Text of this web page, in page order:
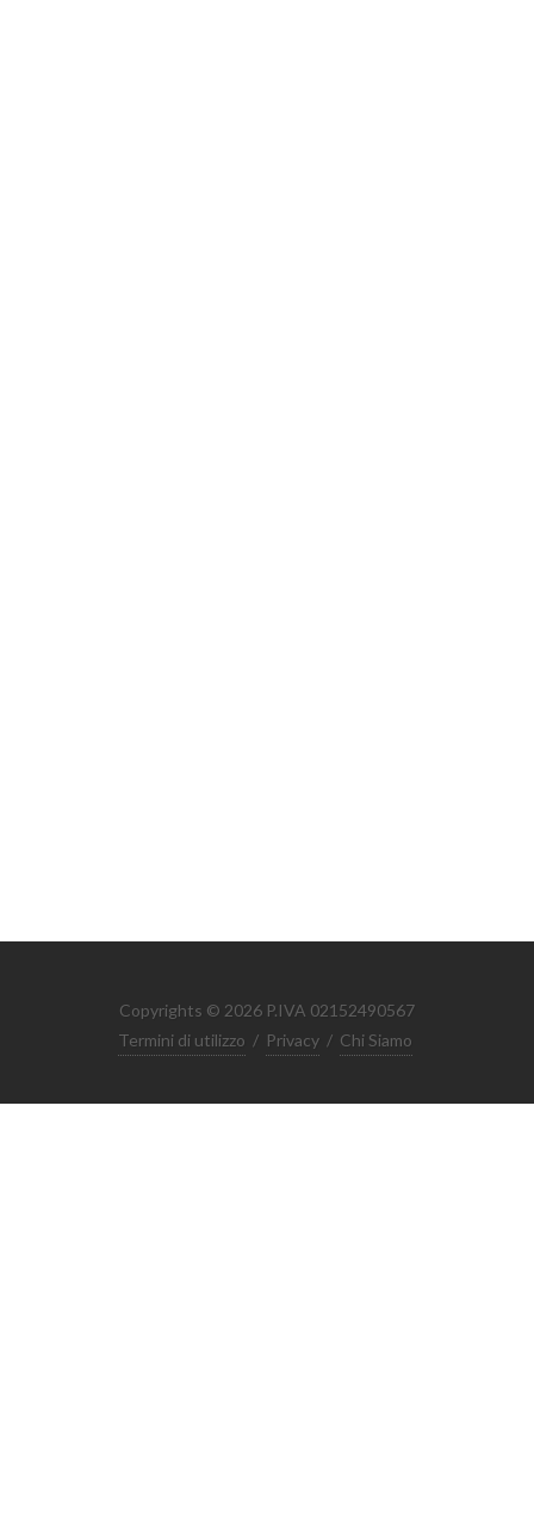
Copyrights © 2026 P.IVA 02152490567
Termini di utilizzo / Privacy / Chi Siamo